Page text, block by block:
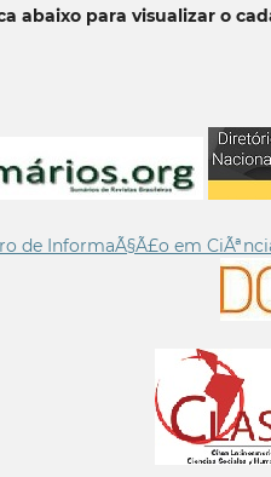
abaixo para visualizar o